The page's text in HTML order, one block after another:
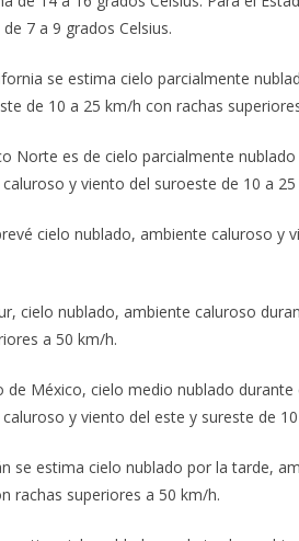
7 a 9 grados Celsius.
se estima cielo parcialmente
de 10 a 25 km/h con rachas
Norte es de cielo parcialmente
y viento del suroeste de 10 a
cielo nublado, ambiente caluroso y
cielo nublado, ambiente caluroso
a 50 km/h.
de México, cielo medio nublado
y viento del este y sureste de
se estima cielo nublado por la tarde,
rachas superiores a 50 km/h.